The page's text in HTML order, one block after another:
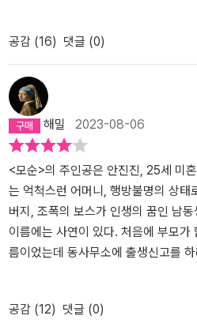
다보며 일찍이 쓰리도록 체감하며 살
실 이모와 그의 식구들에게는 당연히
안진진이다. 그들에게 불행한 삶은
에 커다란 구멍이 하나 생겨서 거기로
있었다 (P. 195)그녀는 이 허한 마음
을까?사랑으로 충만한 순간에서도 오
정감을 가질 수 없게 만드는 그 이유
는 말을 듣고 자신에게서도 느낄 수
인 그 순간 동시에 허무함을 느끼는 안
제대로 느껴보지 못한 가족애의 결여
은 살림과 절대 평범하지 않은 불행집
으로 서로 끌어안고 사는 삶에서 저절
향한 자기와 같은 애정을 안진진에게
다. 그와 결혼하면 왠지 그녀의 어머니
어지거든. 거기가 어디든 달리고 달려
나는 끝내 지고 마는 거야....'- P95사
고 큰 은혜는 얼른 망각해버린다. 상
하고 은혜는 꼭 돌려주지 않아도될 빚
부분의 사람들은 인생의 장부책 계산
지 못한 대신 어머니가 해야 할 일은
키는 것이었다. 소소한 불행과 대항하
행 앞에서 무릎을 꿇는 일이 훨씬 견
미 체득하고 있었다. 어머니의 생애에
두 그런 방식으로 어머니에게 극복되
는 울지 않았지만, 김장우는 자신의
다. 진모의 일을 말하지 않은 것을 후
해야 가장 효험이 있는 법이었다. 당
가, 자, 여기 나도 비슷한 아픔을 겪었
‘스토리‘와 ‘감동‘만이 소설의 필수
당히 밝히고 있습니다. 십분공감하면
를 훓다가 중요한 스포가 있음을 알아
을려고 해도 맘대로 되지 않아 체념한
리뷰를 읽어버렸던 자신한테는 짜증
더군요. 영화관에서 누군가 친절하게(?) 다음 장면을 속삭일 때와 마
찬가지였죠. 모르고 봤으면 더욱 충격
에도 불구하고 ‘모순‘ 자체의 완성도
시! 다르구나‘ 로 이 소설에 대한 느낌
중고서점으로 이동합니다만 ‘모순‘은
공감 (16) 댓글 (0)
해밀 2023-08-06
<모순>의 주인공은 안진진, 25세 미
는 억척스런 어머니, 행방불명의 상태
버지, 조폭의 보스가 인생의 꿈인 남
이름에는 사연이 있다. 처음에 부모가
름이었는데 동사무소에 출생신고를
참 진(眞)자 같은 것은 한 번 쓰면 너
하여 안진진이 되었다. 진진이라는 이
공감 (12) 댓글 (0)